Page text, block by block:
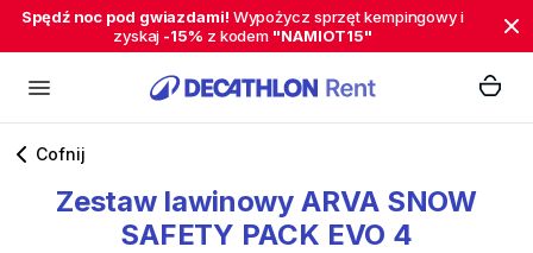
Spędź noc pod gwiazdami! Wypożycz sprzęt kempingowy i
zyskaj -15% z kodem "NAMIOT15"
Cofnij
Zestaw lawinowy ARVA SNOW
SAFETY PACK EVO 4